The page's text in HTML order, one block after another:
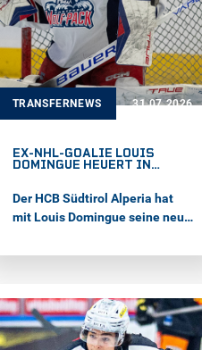
Meisterschaft.
TRANSFERNEWS 31.07.2026
EX-NHL-GOALIE LOUIS
DOMINGUE HEUERT IN
Der HCB Südtirol Alperia hat
mit Louis Domingue seine neue
kommende Saison verpflichtet.
Profieishockey mit nach Bozen
und absolvierte in seiner